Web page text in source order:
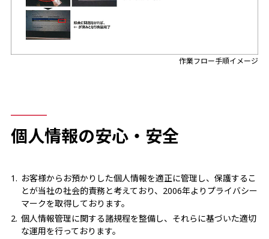
作業フロー手順イメージ
個人情報の安心・安全
お客様からお預かりした個人情報を適正に管理し、保護するこ
とが当社の社会的責務と考えており、2006年よりプライバシー
マークを取得しております。
個人情報管理に関する諸規程を整備し、それらに基づいた適切
な運用を行っております。